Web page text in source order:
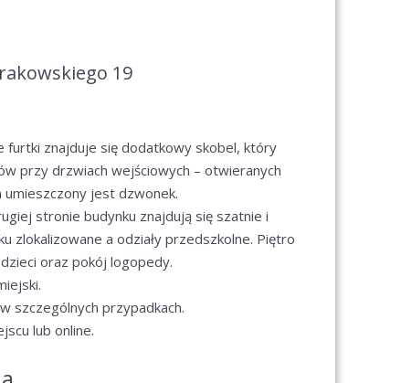
19
furtki znajduje się dodatkowy skobel, który
przy drzwiach wejściowych – otwieranych
umieszczony jest dzwonek.
stronie budynku znajdują się szatnie i
zlokalizowane a odziały przedszkolne. Piętro
oraz pokój logopedy.
szczególnych przypadkach.
lub online.